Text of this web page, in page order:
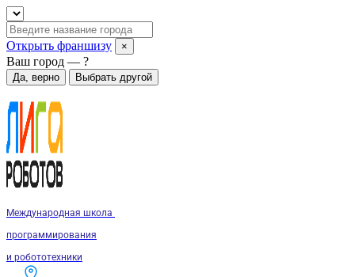
Открыть франшизу ×
Ваш город — ?
Да, верно Выбрать другой
Международная школа
программирования
и робототехники